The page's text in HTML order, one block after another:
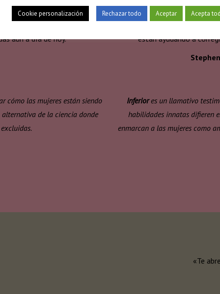
perturbadora imagen de
aún a día de hoy.
Inferior
ofrece una mirada
entendido mal a las
están ayudando a
cómo las mujeres están siendo
de la ciencia donde
Inferiores un llamativo
habilidades innatas difieren
enmarcan a las mujeres como
«Te
Cookie personalización Rechazar todo Aceptar Acepta